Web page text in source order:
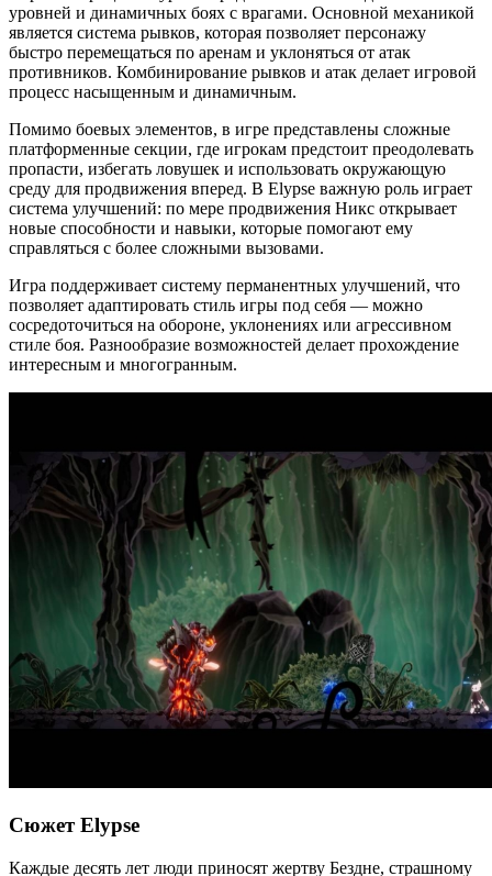
уровней и динамичных боях с врагами. Основной механикой
является система рывков, которая позволяет персонажу
быстро перемещаться по аренам и уклоняться от атак
противников. Комбинирование рывков и атак делает игровой
процесс насыщенным и динамичным.
Помимо боевых элементов, в игре представлены сложные
платформенные секции, где игрокам предстоит преодолевать
пропасти, избегать ловушек и использовать окружающую
среду для продвижения вперед. В Elypse важную роль играет
система улучшений: по мере продвижения Никс открывает
новые способности и навыки, которые помогают ему
справляться с более сложными вызовами.
Игра поддерживает систему перманентных улучшений, что
позволяет адаптировать стиль игры под себя — можно
сосредоточиться на обороне, уклонениях или агрессивном
стиле боя. Разнообразие возможностей делает прохождение
интересным и многогранным.
Сюжет Elypse
Каждые десять лет люди приносят жертву Бездне, страшному